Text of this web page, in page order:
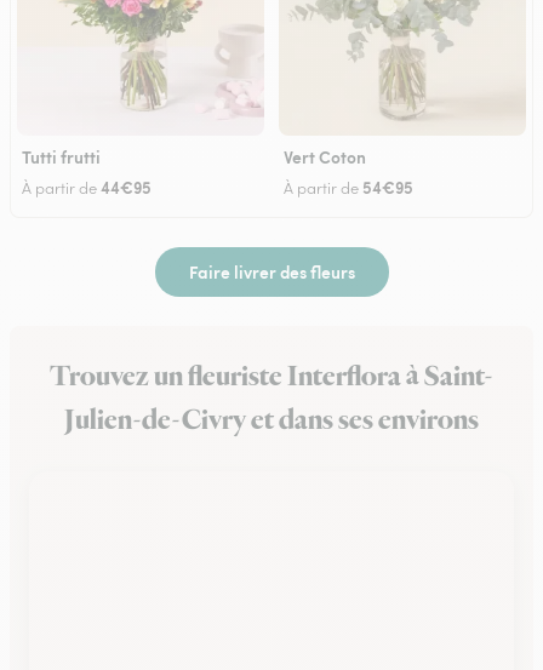
Tutti frutti
À partir de44€95
Vert Coton
À partir de 54€95
Faire livrer des fleurs
Trouvez un fleuriste Interflora à Saint-
Julien-de-Civry et dans ses environs